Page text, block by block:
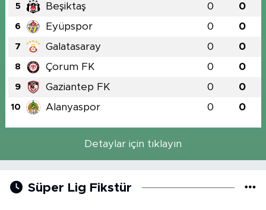
5 Beşiktaş 0 0
6 Eyüpspor 0 0
7 Galatasaray 0 0
8 Çorum FK 0 0
9 Gaziantep FK 0 0
10 Alanyaspor 0 0
Detaylar için tıklayın
Süper Lig Fikstür